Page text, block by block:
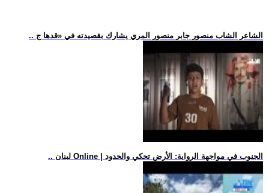
.. الشاعر الشاب منصور جابر منصور المري يشارك بقصيدته في «قدها ج
.. لبنان Online | الجنوب في مواجهة الرواية: الأرض تحكي والحدود